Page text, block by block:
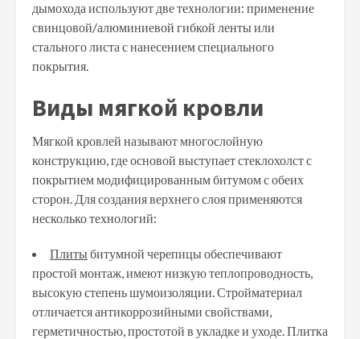
дымохода используют две технологии: применение
свинцовой/алюминиевой гибкой ленты или
стального листа с нанесением специального
покрытия.
Виды мягкой кровли
Мягкой кровлей называют многослойную
конструкцию, где основой выступает стеклохолст с
покрытием модифицированным битумом с обеих
сторон. Для создания верхнего слоя применяются
несколько технологий:
Плитыбитумной черепицы обеспечивают
простой монтаж, имеют низкую теплопроводность,
высокую степень шумоизоляции. Стройматериал
отличается антикоррозийными свойствами,
герметичностью, простотой в укладке и уходе. Плитка